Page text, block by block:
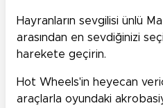
Hayranların sevgilisi ünlü
arasından en sevdiğinizi
harekete geçirin.
Hot Wheels'in heyecan
araçlarla oyundaki